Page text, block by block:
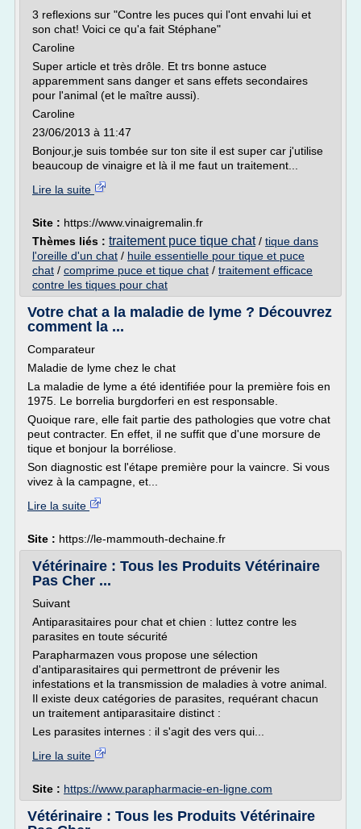
3 reflexions sur "Contre les puces qui l'ont envahi lui et
son chat! Voici ce qu'a fait Stéphane"
Caroline
Super article et très drôle. Et trs bonne astuce
apparemment sans danger et sans effets secondaires
pour l'animal (et le maître aussi).
Caroline
23/06/2013 à 11:47
Bonjour,je suis tombée sur ton site il est super car j'utilise
beaucoup de vinaigre et là il me faut un traitement...
Lire la suite
Site : https://www.vinaigremalin.fr
Thèmes liés : traitement puce tique chat/ tique dans
l'oreille d'un chat / huile essentielle pour tique et puce
chat / comprime puce et tique chat / traitement efficace
contre les tiques pour chat
Votre chat a la maladie de lyme ? Découvrez
comment la ...
Comparateur
Maladie de lyme chez le chat
La maladie de lyme a été identifiée pour la première fois en
1975. Le borrelia burgdorferi en est responsable.
Quoique rare, elle fait partie des pathologies que votre chat
peut contracter. En effet, il ne suffit que d'une morsure de
tique et bonjour la borréliose.
Son diagnostic est l'étape première pour la vaincre. Si vous
vivez à la campagne, et...
Lire la suite
Site : https://le-mammouth-dechaine.fr
Vétérinaire : Tous les Produits Vétérinaire
Pas Cher ...
Suivant
Antiparasitaires pour chat et chien : luttez contre les
parasites en toute sécurité
Parapharmazen vous propose une sélection
d'antiparasitaires qui permettront de prévenir les
infestations et la transmission de maladies à votre animal.
Il existe deux catégories de parasites, requérant chacun
un traitement antiparasitaire distinct :
Les parasites internes : il s'agit des vers qui...
Lire la suite
Site : https://www.parapharmacie-en-ligne.com
Vétérinaire : Tous les Produits Vétérinaire